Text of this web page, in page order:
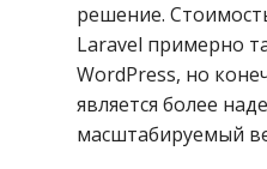
решение.
Laravel примерно
WordPress, но
является более
масштабируемый